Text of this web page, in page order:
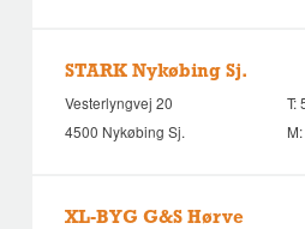
STARK Nykøbing Sj.
Vesterlyngvej 20
4500 Nykøbing Sj.
T:
M:
XL-BYG G&S Hørve